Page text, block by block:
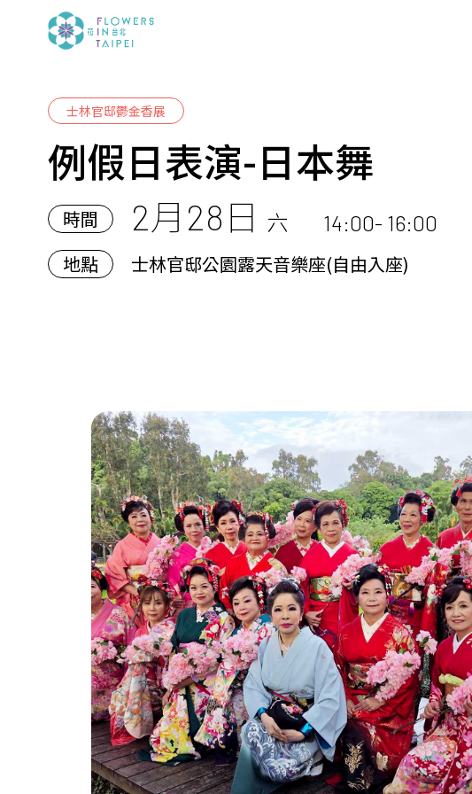
士林官邸鬱金香展
例假日表演-日本舞
時間 2月28日 六
14:00- 16:00
地點
士林官邸公園露天音樂座(自由入座)